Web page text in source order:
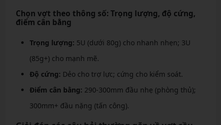
Chọn vợt theo thông số: Trọng lượng, độ cứng,
điểm cân bằng
Trọng lượng: 5U (dưới 80g) cho nhanh nhẹn; 3U
(85g+) cho mạnh mẽ.
Độ cứng: Dẻo cho trợ lực; cứng cho kiểm soát.
Điểm cân bằng: 290-300mm đầu nhẹ (phòng thủ);
300mm+ đầu nặng (tấn công).